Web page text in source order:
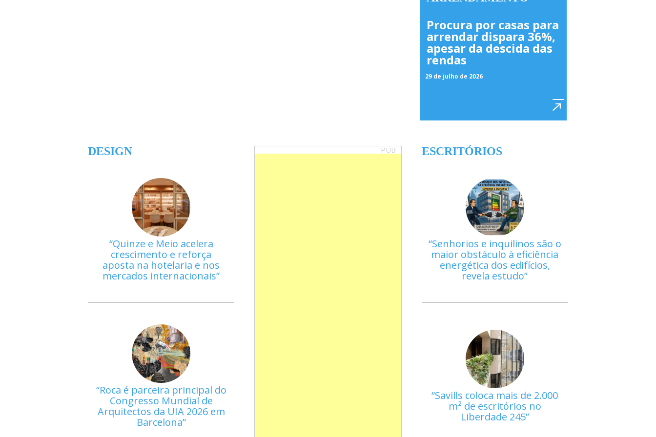
Procura por casas para
arrendar dispara 36%,
apesar da descida das
rendas
29 de julho de 2026
DESIGN
Quinze e Meio acelera
crescimento e reforça
aposta na hotelaria e nos
mercados internacionais
Roca é parceira principal do
Congresso Mundial de
Arquitectos da UIA 2026 em
Barcelona
PUB ESCRITÓRIOS
Senhorios e inquilinos são o
maior obstáculo à eficiência
energética dos edifícios,
revela estudo
Savills coloca mais de 2.000
m² de escritórios no
Liberdade 245